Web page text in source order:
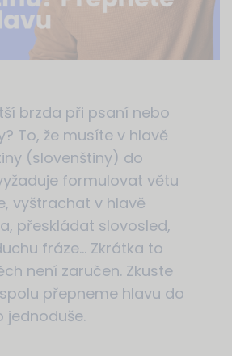
brzda při psaní nebo
To, že musíte v hlavě
(slovenštiny) do
formulovat větu
vyštrachat v hlavě
přeskládat slovosled,
fráze… Zkrátka to
není zaručen. Zkuste
přepneme hlavu do
jednoduše.